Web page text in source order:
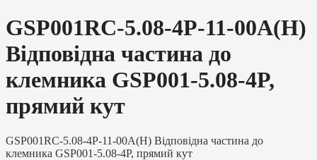
GSP001RC-5.08-4P-11-00A(H)
Відповідна частина до
клемника GSP001-5.08-4P,
прямий кут
GSP001RC-5.08-4P-11-00A(H) Відповідна частина до
клемника GSP001-5.08-4P, прямий кут